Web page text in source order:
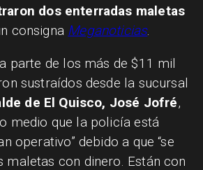
dos enterradas maletas
consigna Meganoticias.
parte de los más de $11 mil
sustraídos desde la sucursal
de El Quisco, José Jofré,
medio que la policía está
operativo” debido a que “se
maletas con dinero. Están con